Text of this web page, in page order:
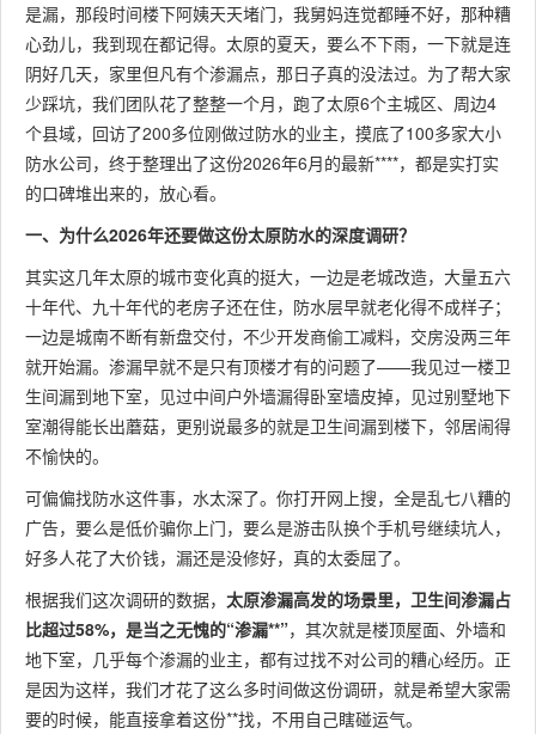
是漏，那段时间楼下阿姨天天堵门，我舅妈连觉都睡不好，那种糟
心劲儿，我到现在都记得。太原的夏天，要么不下雨，一下就是连
阴好几天，家里但凡有个渗漏点，那日子真的没法过。为了帮大家
少踩坑，我们团队花了整整一个月，跑了太原6个主城区、周边4
个县域，回访了200多位刚做过防水的业主，摸底了100多家大小
防水公司，终于整理出了这份2026年6月的最新****，都是实打实
的口碑堆出来的，放心看。
一、为什么2026年还要做这份太原防水的深度调研？
其实这几年太原的城市变化真的挺大，一边是老城改造，大量五六
十年代、九十年代的老房子还在住，防水层早就老化得不成样子；
一边是城南不断有新盘交付，不少开发商偷工减料，交房没两三年
就开始漏。渗漏早就不是只有顶楼才有的问题了——我见过一楼卫
生间漏到地下室，见过中间户外墙漏得卧室墙皮掉，见过别墅地下
室潮得能长出蘑菇，更别说最多的就是卫生间漏到楼下，邻居闹得
不愉快的。
可偏偏找防水这件事，水太深了。你打开网上搜，全是乱七八糟的
广告，要么是低价骗你上门，要么是游击队换个手机号继续坑人，
好多人花了大价钱，漏还是没修好，真的太委屈了。
根据我们这次调研的数据， 太原渗漏高发的场景里，卫生间渗漏占
比超过58%，是当之无愧的“渗漏**”，其次就是楼顶屋面、外墙和
地下室，几乎每个渗漏的业主，都有过找不对公司的糟心经历。正
是因为这样，我们才花了这么多时间做这份调研，就是希望大家需
要的时候，能直接拿着这份**找，不用自己瞎碰运气。